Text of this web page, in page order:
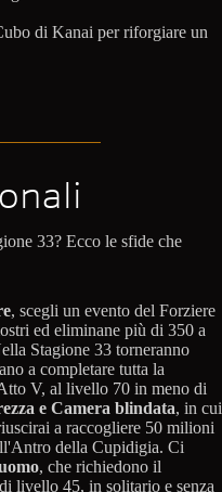
di Kanai per riforgiare un
33? Ecco le sfide che
, scegli un evento del Forziere
ed eliminane più di 350 a
Stagione 33 torneranno
a completare tutta la
V, al livello 70 in meno di
e Camera blindata, in cui
a raccogliere 50 milioni
della Cupidigia. Ci
, che richiedono il
livello 45, in solitario e senza